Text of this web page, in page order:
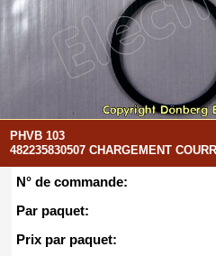
PHVB 103
482235830507 CHARGEMENT
N° de commande:
Par paquet:
Prix par paquet: